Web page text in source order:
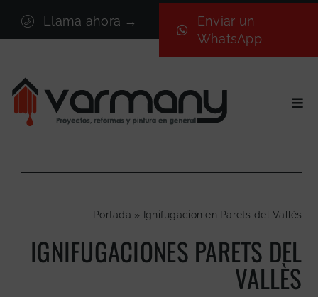
contenido
Llama ahora →
Enviar un
WhatsApp
Sectores
Nosotros
Portada » Ignifugación en Parets del Vallès
IGNIFUGACIONES PARETS DEL
VALLÈS